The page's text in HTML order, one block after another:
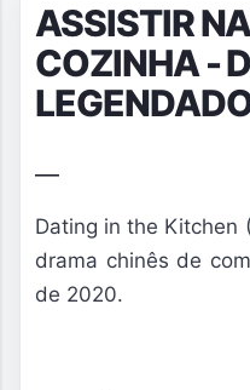
ASSISTIR
COZINHA -
Dating in the Kitchen
drama chinês de
de 2020.